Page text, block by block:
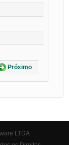
Próximo
LTDA